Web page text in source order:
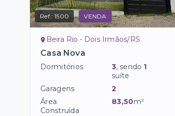
Ref.:1500 VENDA
Beira Rio - Dois Irmãos/RS
Casa Nova
Dormitórios 3, sendo 1
suíte
Garagens
2
Área
Construída
83,50m²